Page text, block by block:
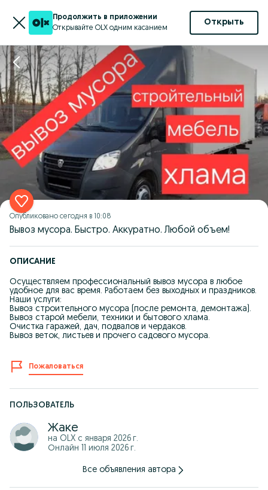
Продолжить в приложении
Открывайте OLX одним касанием
Открыть
Опубликовано сегодня в 10:08
Вывоз мусора. Быстро. Аккуратно. Любой объем!
ОПИСАНИЕ
Осуществляем профессиональный вывоз мусора в любое
удобное для вас время. Работаем без выходных и праздников.
Наши услуги:
Вывоз строительного мусора (после ремонта, демонтажа).
Вывоз старой мебели, техники и бытового хлама.
Очистка гаражей, дач, подвалов и чердаков.
Вывоз веток, листьев и прочего садового мусора.
Пожаловаться
ПОЛЬЗОВАТЕЛЬ
Жаке
на OLX с января 2026 г.
Онлайн 11 июля 2026 г.
Все объявления автора